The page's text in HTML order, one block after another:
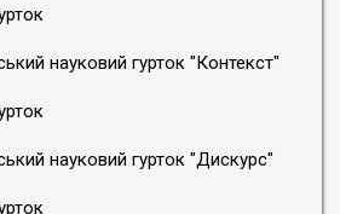
науковий гурток "Контекст"
науковий гурток "Дискурс"